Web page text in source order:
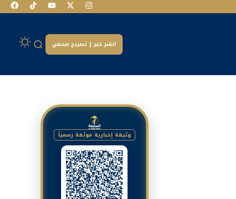
انشر خبر | تصريح صحفي
وثيقة إخبارية موثقة رسمياً